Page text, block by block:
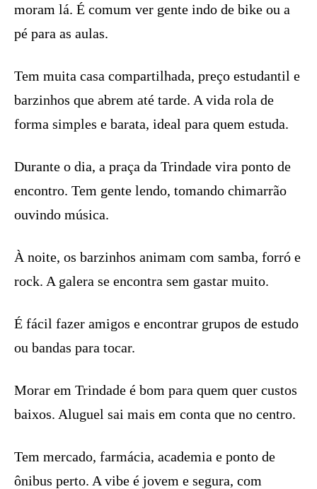
moram lá. É comum ver gente indo de bike ou a
pé para as aulas.
Tem muita casa compartilhada, preço estudantil e
barzinhos que abrem até tarde. A vida rola de
forma simples e barata, ideal para quem estuda.
Durante o dia, a praça da Trindade vira ponto de
encontro. Tem gente lendo, tomando chimarrão
ouvindo música.
À noite, os barzinhos animam com samba, forró e
rock. A galera se encontra sem gastar muito.
É fácil fazer amigos e encontrar grupos de estudo
ou bandas para tocar.
Morar em Trindade é bom para quem quer custos
baixos. Aluguel sai mais em conta que no centro.
Tem mercado, farmácia, academia e ponto de
ônibus perto. A vibe é jovem e segura, com